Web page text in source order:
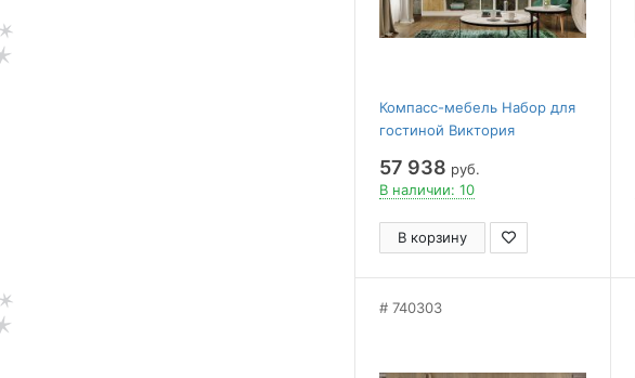
Компасс-мебель Набор для
гостиной Виктория
57 938 руб.
В наличии: 10
В корзину
740303